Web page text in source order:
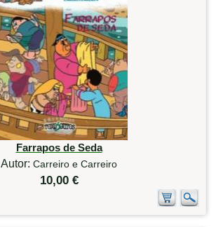
Farrapos de Seda
Autor: Carreiro e Carreiro
10,00 €